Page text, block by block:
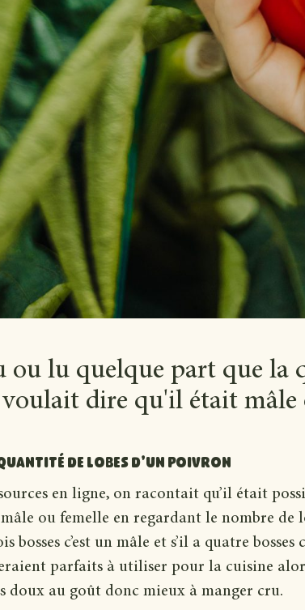
ou lu quelque part que la
dire qu'il était mâle
de lobes d'un poivron
en ligne, on racontait qu’il était
ou femelle en regardant le nombre de
bosses c’est un mâle et s’il a quatre bosses
parfaits à utiliser pour la cuisine
doux au goût donc mieux à manger cru.